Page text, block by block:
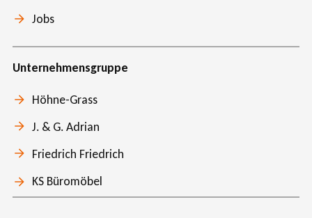
Jobs
Unternehmensgruppe
Höhne-Grass
J. & G. Adrian
Friedrich Friedrich
KS Büromöbel